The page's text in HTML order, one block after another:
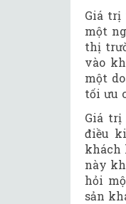
Giá trị
một
thị
vào
một
tối ưu
Giá trị
điều
khách
này
hỏi
sản